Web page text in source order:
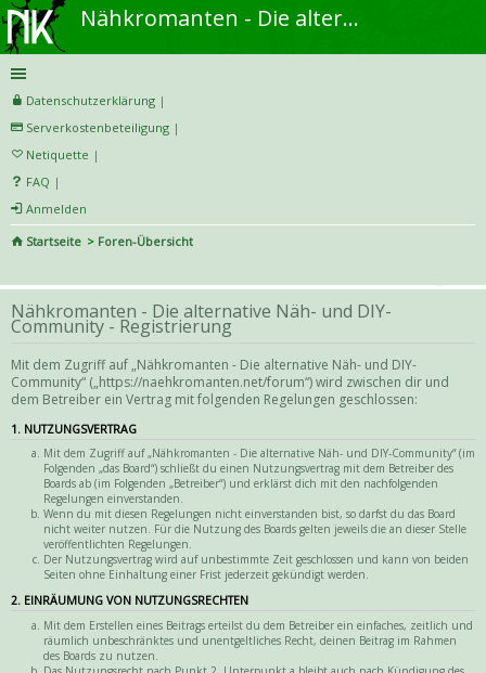
Nähkromanten - Die alternative Näh- und DIY-Community
Datenschutzerklärung |
Serverkostenbeteiligung |
Netiquette |
FAQ |
Anmelden
Startseite
Foren-Übersicht
uc
he
Nähkromanten - Die alternative Näh- und DIY-
Community - Registrierung
Mit dem Zugriff auf „Nähkromanten - Die alternative Näh- und DIY-
Community“ („https://naehkromanten.net/forum“) wird zwischen dir und
dem Betreiber ein Vertrag mit folgenden Regelungen geschlossen:
1. NUTZUNGSVERTRAG
Mit dem Zugriff auf „Nähkromanten - Die alternative Näh- und DIY-Community“ (im
Folgenden „das Board“) schließt du einen Nutzungsvertrag mit dem Betreiber des
Boards ab (im Folgenden „Betreiber“) und erklärst dich mit den nachfolgenden
Regelungen einverstanden.
Wenn du mit diesen Regelungen nicht einverstanden bist, so darfst du das Board
nicht weiter nutzen. Für die Nutzung des Boards gelten jeweils die an dieser Stelle
veröffentlichten Regelungen.
Der Nutzungsvertrag wird auf unbestimmte Zeit geschlossen und kann von beiden
Seiten ohne Einhaltung einer Frist jederzeit gekündigt werden.
2. EINRÄUMUNG VON NUTZUNGSRECHTEN
Mit dem Erstellen eines Beitrags erteilst du dem Betreiber ein einfaches, zeitlich und
räumlich unbeschränktes und unentgeltliches Recht, deinen Beitrag im Rahmen
des Boards zu nutzen.